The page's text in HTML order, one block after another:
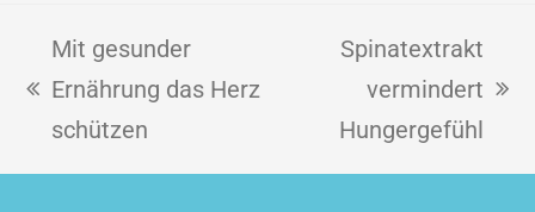
Mit gesunder
Ernährung das Herz
schützen
Spinatextrakt
vermindert
Hungergefühl